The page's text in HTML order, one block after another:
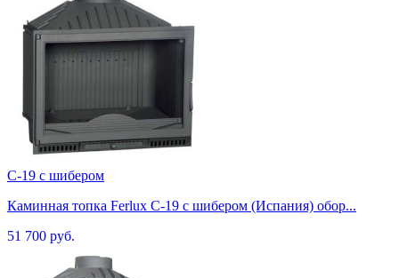
C-19 с шибером
Каминная топка Ferlux C-19 с шибером (Испания) обор...
51 700 руб.